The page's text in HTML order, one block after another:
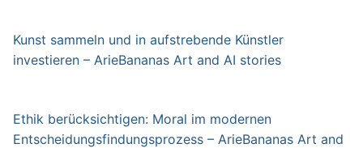
Kunst sammeln und in aufstrebende Künstler
investieren – ArieBananas Art and AI stories
Ethik berücksichtigen: Moral im modernen
Entscheidungsfindungsprozess – ArieBananas Art and